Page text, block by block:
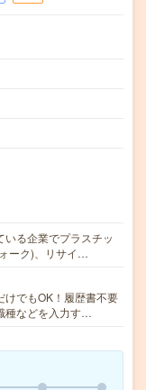
る企業でプラスチッ
ーク)、リサイ…
でもOK！履歴書不要
種などを入力す…